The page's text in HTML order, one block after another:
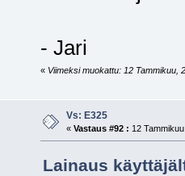
- Jari
« Viimeksi muokattu: 12 Tammikuu,
Vs: E325
« Vastaus #92 : 12
Lainaus